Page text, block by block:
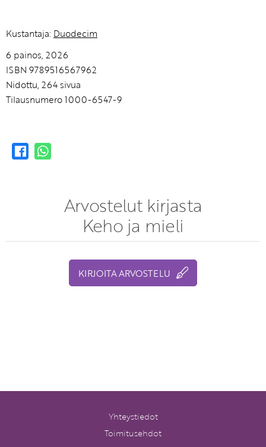
Kustantaja: Duodecim
6 painos, 2026
ISBN 9789516567962
Nidottu, 264 sivua
Tilausnumero 1000-6547-9
Arvostelut kirjasta
Keho ja mieli
KIRJOITA ARVOSTELU
Yhteystiedot
Toimitusehdot